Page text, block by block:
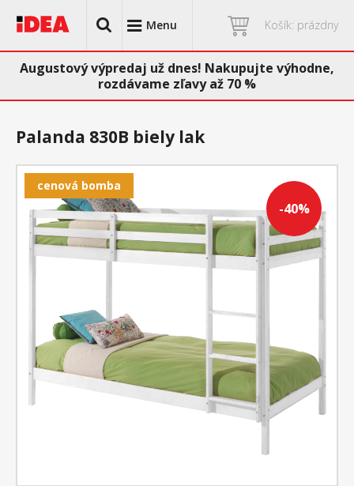
Menu Košík: prázdny
Augustový výpredaj už dnes! Nakupujte výhodne,
rozdávame zľavy až 70 %
-40%
cenová bomba
Palanda 830B biely lak